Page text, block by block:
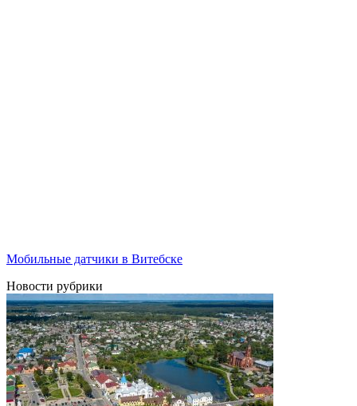
Мобильные датчики в Витебске
Новости рубрики